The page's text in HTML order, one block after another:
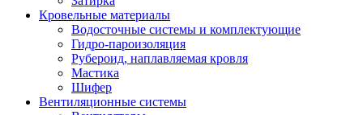
Кровельные материалы
Водосточные системы и комплектующие
Гидро-пароизоляция
Рубероид, наплавляемая кровля
Мастика
Шифер
Вентиляционные системы